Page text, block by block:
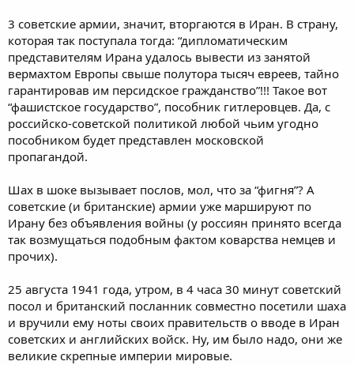
3 советские армии, значит, вторгаются в Иран. В страну,
которая так поступала тогда: “дипломатическим
представителям Ирана удалось вывести из занятой
вермахтом Европы свыше полутора тысяч евреев, тайно
гарантировав им персидское гражданство”!!! Такое вот
“фашистское государство”, пособник гитлеровцев. Да, с
российско-советской политикой любой чьим угодно
пособником будет представлен московской
пропагандой.
Шах в шоке вызывает послов, мол, что за “фигня”? А
советские (и британские) армии уже маршируют по
Ирану без объявления войны (у россиян принято всегда
так возмущаться подобным фактом коварства немцев и
прочих).
25 августа 1941 года, утром, в 4 часа 30 минут советский
посол и британский посланник совместно посетили шаха
и вручили ему ноты своих правительств о вводе в Иран
советских и английских войск. Ну, им было надо, они же
великие скрепные империи мировые.